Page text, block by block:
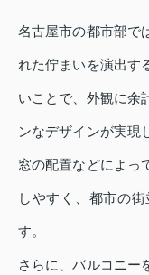
名古屋市の都市部で
れた佇まいを演出す
いことで、外観に余
ンなデザインが実現
窓の配置などによっ
しやすく、都市の
す。
さらに、バルコニー